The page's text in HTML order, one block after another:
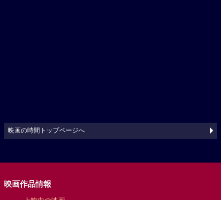
映画の時間トップページへ
映画作品情報